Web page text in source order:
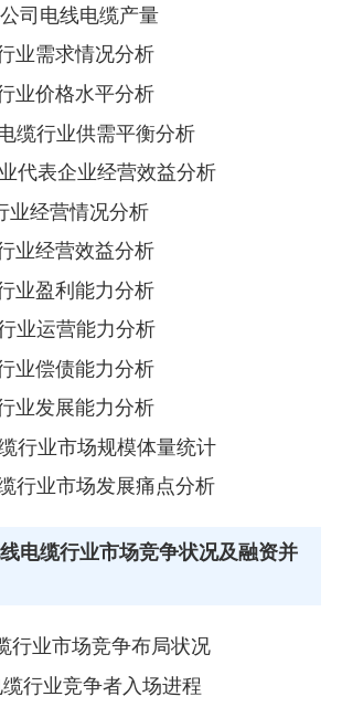
司电线电缆产量
业需求情况分析
业价格水平分析
缆行业供需平衡分析
代表企业经营效益分析
业经营情况分析
业经营效益分析
业盈利能力分析
业运营能力分析
业偿债能力分析
业发展能力分析
行业市场规模体量统计
行业市场发展痛点分析
线电缆行业市场竞争状况及融资并
行业市场竞争布局状况
缆行业竞争者入场进程